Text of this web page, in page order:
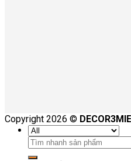
Copyright 2026 ©
Tìm
kiếm: